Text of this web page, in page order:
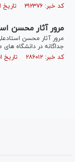
کد خبر: ۳۱۲۳۷۶ تاریخ انتشار : ۱۳۹۶/۰۳/۰۳
مرور آثار محسن
جداگانه در دانشگاه
کد خبر: ۲۸۶۰۱۲ تاریخ انتشار : ۱۳۹۵/۱۲/۱۴